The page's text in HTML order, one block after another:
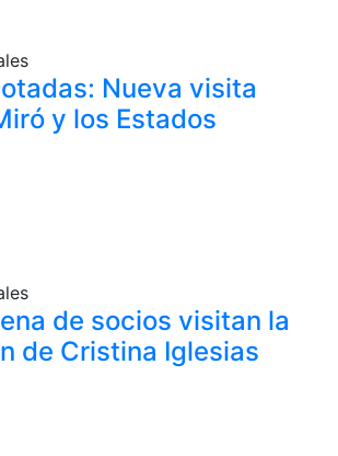
personales
El Snack
Casa Arilla
la Revista
del Club?
Nueva visita
y los Estados
de socios visitan la
de Cristina Iglesias